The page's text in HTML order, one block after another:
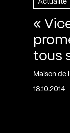
Actualité
«
tous
Maison de
18.10.2014